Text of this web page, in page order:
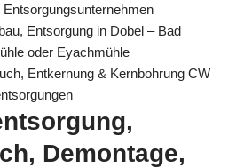
Entsorgung in Dobel – Bad
oder Eyachmühle
Entkernung & Kernbohrung CW
Demontage,